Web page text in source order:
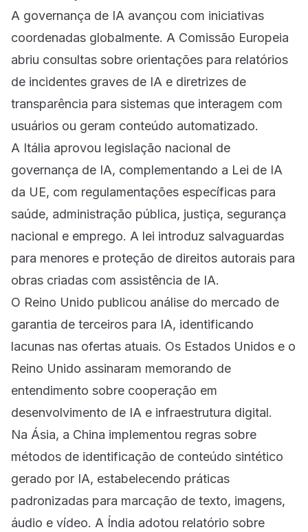
A governança de IA avançou com iniciativas
coordenadas globalmente. A Comissão Europeia
abriu consultas sobre orientações para relatórios
de incidentes graves de IA e diretrizes de
transparência para sistemas que interagem com
usuários ou geram conteúdo automatizado.
A Itália aprovou legislação nacional de
governança de IA, complementando a Lei de IA
da UE, com regulamentações específicas para
saúde, administração pública, justiça, segurança
nacional e emprego. A lei introduz salvaguardas
para menores e proteção de direitos autorais para
obras criadas com assistência de IA.
O Reino Unido publicou análise do mercado de
garantia de terceiros para IA, identificando
lacunas nas ofertas atuais. Os Estados Unidos e o
Reino Unido assinaram memorando de
entendimento sobre cooperação em
desenvolvimento de IA e infraestrutura digital.
Na Ásia, a China implementou regras sobre
métodos de identificação de conteúdo sintético
gerado por IA, estabelecendo práticas
padronizadas para marcação de texto, imagens,
áudio e vídeo. A Índia adotou relatório sobre